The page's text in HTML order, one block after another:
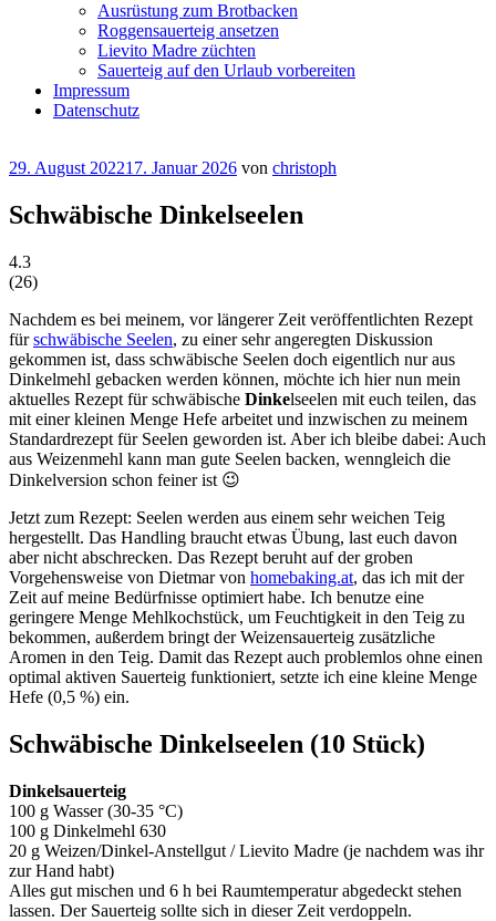
Ausrüstung zum Brotbacken
Roggensauerteig ansetzen
Lievito Madre züchten
Sauerteig auf den Urlaub vorbereiten
Impressum
Datenschutz
Veröffentlicht
29. August 202217. Januar 2026 von christoph
Schwäbische Dinkelseelen
4.3
(26)
Nachdem es bei meinem, vor längerer Zeit veröffentlichten Rezept
fürschwäbische Seelen, zu einer sehr angeregten Diskussion
gekommen ist, dass schwäbische Seelen doch eigentlich nur aus
Dinkelmehl gebacken werden können, möchte ich hier nun mein
aktuelles Rezept für schwäbische Dinkelseelen mit euch teilen, das
mit einer kleinen Menge Hefe arbeitet und inzwischen zu meinem
Standardrezept für Seelen geworden ist. Aber ich bleibe dabei: Auch
aus Weizenmehl kann man gute Seelen backen, wenngleich die
Dinkelversion schon feiner ist 😉
Jetzt zum Rezept: Seelen werden aus einem sehr weichen Teig
hergestellt. Das Handling braucht etwas Übung, last euch davon
aber nicht abschrecken. Das Rezept beruht auf der groben
Vorgehensweise von Dietmar von homebaking.at, das ich mit der
Zeit auf meine Bedürfnisse optimiert habe. Ich benutze eine
geringere Menge Mehlkochstück, um Feuchtigkeit in den Teig zu
bekommen, außerdem bringt der Weizensauerteig zusätzliche
Aromen in den Teig. Damit das Rezept auch problemlos ohne einen
optimal aktiven Sauerteig funktioniert, setzte ich eine kleine Menge
Hefe (0,5 %) ein.
Schwäbische Dinkelseelen (10 Stück)
Dinkelsauerteig
100 g Wasser (30-35 °C)
100 g Dinkelmehl 630
20 g Weizen/Dinkel-Anstellgut / Lievito Madre (je nachdem was ihr
zur Hand habt)
Alles gut mischen und 6 h bei Raumtemperatur abgedeckt stehen
lassen. Der Sauerteig sollte sich in dieser Zeit verdoppeln.